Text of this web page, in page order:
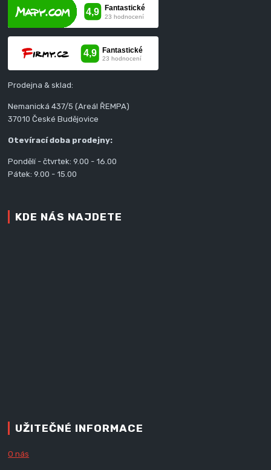
Prodejna & sklad:
Nemanická 437/5 (Areál ŘEMPA)
37010 České Budějovice
Otevírací doba prodejny:
Pondělí - čtvrtek: 9.00 - 16.00
Pátek: 9.00 - 15.00
KDE NÁS NAJDETE
UŽITEČNÉ INFORMACE
O nás